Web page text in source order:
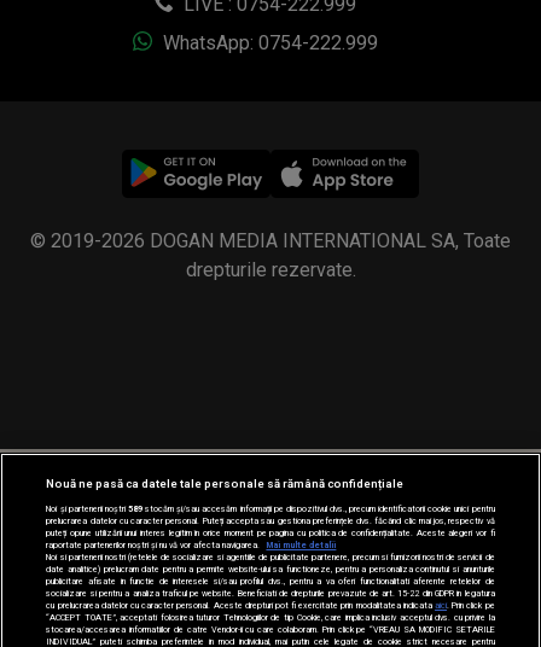
WhatsApp: 0754-222.999
© 2019-2026 DOGAN MEDIA INTERNATIONAL SA, Toate
drepturile rezervate.
Nouă ne pasă ca datele tale personale să rămână confidențiale
Noi și partenerii noștri589stocăm și/sau accesăm informații pe dispozitivul dvs., precum identificatorii cookie unici pentru
prelucrarea datelor cu caracter personal. Puteți accepta sau gestiona preferințele dvs. făcând clic mai jos, respectiv vă
puteți opune utilizării unui interes legitim în orice moment pe pagina cu politica de confidențialitate. Aceste alegeri vor fi
raportate partenerilor noștri și nu vă vor afecta navigarea.
Mai multe detalii
Noi si partenerii nostri (retelele de socializare si agentiile de publicitate partenere, precum si furnizorii nostri de servicii de
date analitice) prelucram date pentru a permite website-ului sa functioneze, pentru a personaliza continutul si anunturile
publicitare afisate in functie de interesele si/sau profilul dvs., pentru a va oferi functionalitati aferente retelelor de
socializare si pentru a analiza traficul pe website. Beneficiati de drepturile prevazute de art. 15-22 din GDPR in legatura
cu prelucrarea datelor cu caracter personal. Aceste drepturi pot fi exercitate prin modalitatea indicataaici . Prin click pe
“ACCEPT TOATE”, acceptati folosirea tuturor Tehnologiilor de tip Cookie, care implica inclusiv acceptul dvs. cu privire la
stocarea/accesarea informatiilor de catre Vendor-ii cu care colaboram. Prin click pe “VREAU SA MODIFIC SETARILE
INDIVIDUAL” puteti schimba preferintele in mod individual, mai putin cele legate de cookie strict necesare pentru